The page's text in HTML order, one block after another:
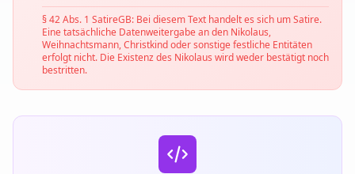
§ 42 Abs. 1 SatireGB: Bei diesem Text handelt es sich um Satire.
Eine tatsächliche Datenweitergabe an den Nikolaus,
Weihnachtsmann, Christkind oder sonstige festliche Entitäten
erfolgt nicht. Die Existenz des Nikolaus wird weder bestätigt noch
bestritten.